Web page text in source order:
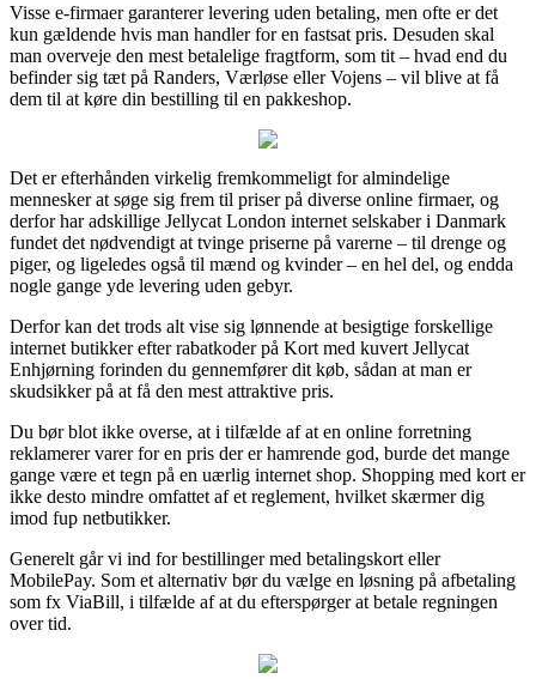
Visse e-firmaer garanterer levering uden betaling, men ofte er det
kun gældende hvis man handler for en fastsat pris. Desuden skal
man overveje den mest betalelige fragtform, som tit – hvad end du
befinder sig tæt på Randers, Værløse eller Vojens – vil blive at få
dem til at køre din bestilling til en pakkeshop.
Det er efterhånden virkelig fremkommeligt for almindelige
mennesker at søge sig frem til priser på diverse online firmaer, og
derfor har adskillige Jellycat London internet selskaber i Danmark
fundet det nødvendigt at tvinge priserne på varerne – til drenge og
piger, og ligeledes også til mænd og kvinder – en hel del, og endda
nogle gange yde levering uden gebyr.
Derfor kan det trods alt vise sig lønnende at besigtige forskellige
internet butikker efter rabatkoder på Kort med kuvert Jellycat
Enhjørning forinden du gennemfører dit køb, sådan at man er
skudsikker på at få den mest attraktive pris.
Du bør blot ikke overse, at i tilfælde af at en online forretning
reklamerer varer for en pris der er hamrende god, burde det mange
gange være et tegn på en uærlig internet shop. Shopping med kort er
ikke desto mindre omfattet af et reglement, hvilket skærmer dig
imod fup netbutikker.
Generelt går vi ind for bestillinger med betalingskort eller
MobilePay. Som et alternativ bør du vælge en løsning på afbetaling
som fx ViaBill, i tilfælde af at du efterspørger at betale regningen
over tid.